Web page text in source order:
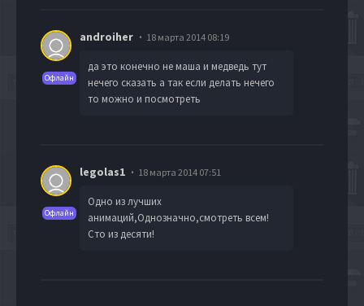
Офлайн
androiher 18 марта 2014 08:19
да это конечно не маша и медведь тут
нечего сказать а так если делать нечего
то можно и посмотреть
Офлайн
legolas1 18 марта 2014 07:51
Одно из лучших
анимаций,Однозначно,смотреть всем!
Сто из десяти!